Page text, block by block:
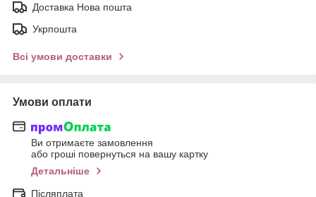
Доставка Нова пошта
Укрпошта
Всі умови доставки
Умови оплати
Ви отримаєте замовлення
або гроші повернуться на вашу картку
Детальніше
Післяплата